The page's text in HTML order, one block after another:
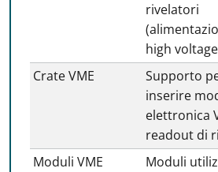
rivelatori
high
Crate VME
Supporto
inserire
elettronica
readout di
Moduli VME
Moduli